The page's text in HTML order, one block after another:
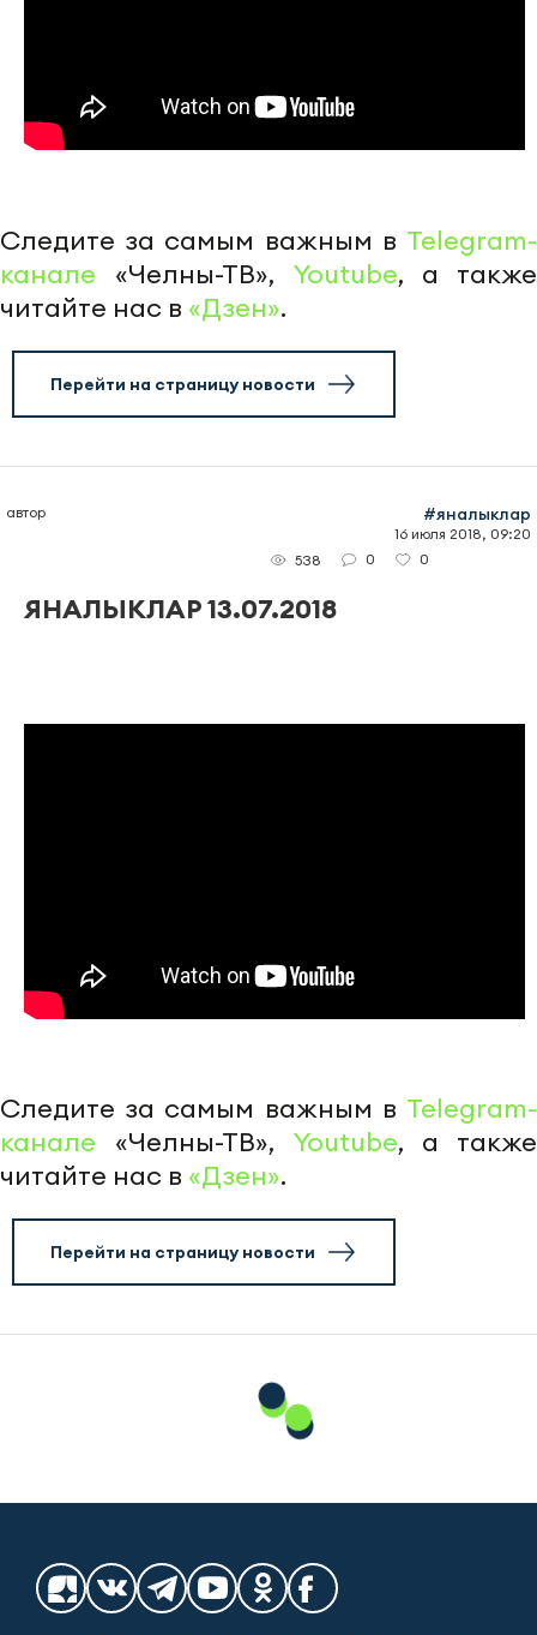
Следите за самым важным в Telegram-
канале «Челны-ТВ», Youtube, а также
читайте нас в «Дзен».
Перейти на страницу новости
автор #яналыклар
16 июля 2018, 09:20
538
0 0
ЯНАЛЫКЛАР 13.07.2018
Следите за самым важным в Telegram-
канале «Челны-ТВ», Youtube, а также
читайте нас в «Дзен».
Перейти на страницу новости